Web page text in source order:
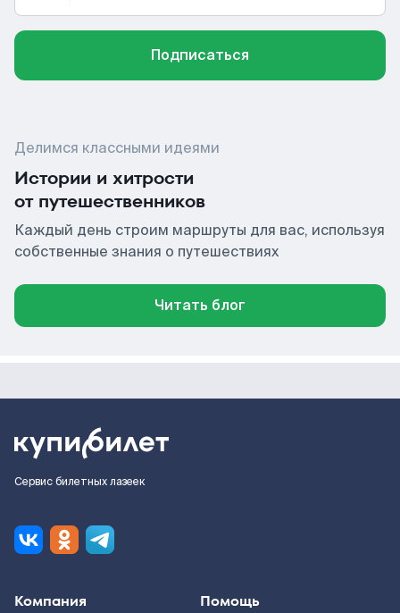
Подписаться
Делимся классными идеями
Истории и хитрости
от путешественников
Каждый день строим маршруты для вас, используя
собственные знания о путешествиях
Читать блог
Сервис билетных лазеек
Компания Помощь